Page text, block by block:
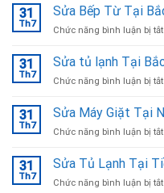
31
Th7
Sửa Bếp Từ Tại
Chức năng bình luận bị tắtở
31
Th7
Sửa tủ lạnh Tại
Chức năng bình luận bị tắtở
31
Th7
Sửa Máy Giặt Tại
Chức năng bình luận bị tắtở
31
Th7
Sửa Tủ Lạnh Tại
Chức năng bình luận bị tắtở